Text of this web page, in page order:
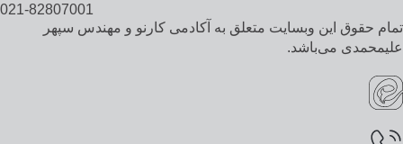
021-82807001
تمام حقوق این وبسایت متعلق به آکادمی کارنو و مهندس سپهر
علیمحمدی می‌باشد.